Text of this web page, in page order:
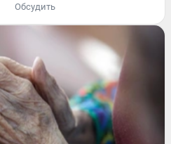
Обсудить